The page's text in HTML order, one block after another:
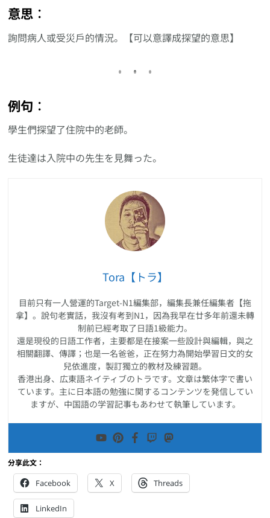
意思︰
詢問病人或受災戶的情況。【可以意譯成探望的意思】
例句︰
學生們探望了住院中的老師。
生徒達は入院中の先生を見舞った。
Tora【トラ】
目前只有一人營運的Target-N1編集部，編集長兼任編集者【拖
拿】。說句老實話，我沒有考到N1，因為我早在廿多年前還未轉
制前已經考取了日語1級能力。
還是現役的日語工作者，主要都是在接案一些設計與編輯，與之
相關翻譯、傳譯；也是一名爸爸，正在努力為開始學習日文的女
兒依進度，製訂獨立的教材及練習題。
香港出身、広東語ネイティブのトラです。文章は繁体字で書い
ています。主に日本語の勉強に関するコンテンツを発信してい
ますが、中国語の学習記事もあわせて執筆しています。
分享此文：
Facebook X Threads
LinkedIn